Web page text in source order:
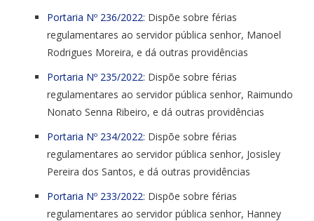
Portaria Nº 236/2022: Dispõe sobre férias
regulamentares ao servidor pública senhor, Manoel
Rodrigues Moreira, e dá outras providências
Portaria Nº 235/2022: Dispõe sobre férias
regulamentares ao servidor pública senhor, Raimundo
Nonato Senna Ribeiro, e dá outras providências
Portaria Nº 234/2022: Dispõe sobre férias
regulamentares ao servidor pública senhor, Josisley
Pereira dos Santos, e dá outras providências
Portaria Nº 233/2022: Dispõe sobre férias
regulamentares ao servidor pública senhor, Hanney